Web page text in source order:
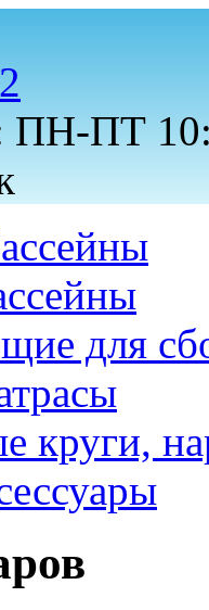
ПН-ПТ
для
круги,